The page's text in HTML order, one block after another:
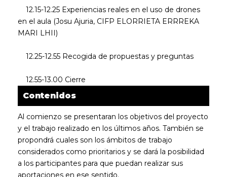
12.15-12.25 Experiencias reales en el uso de drones
en el aula (Josu Ajuria, CIFP ELORRIETA ERRREKA
MARI LHII)
12.25-12.55 Recogida de propuestas y preguntas
12.55-13.00 Cierre
Contenidos
Al comienzo se presentaran los objetivos del proyecto
y el trabajo realizado en los últimos años. También se
propondrá cuales son los ámbitos de trabajo
considerados como prioritarios y se dará la posibilidad
a los participantes para que puedan realizar sus
aportaciones en ese sentido.